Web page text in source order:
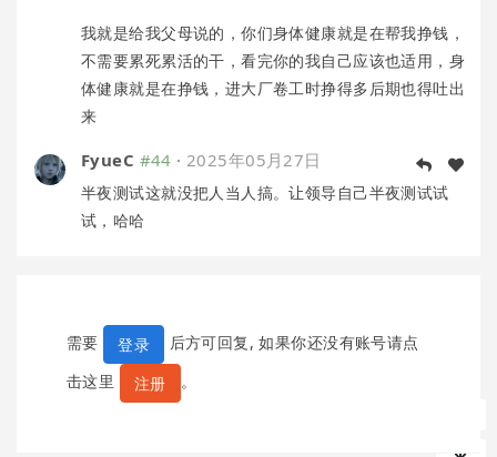
我就是给我父母说的，你们身体健康就是在帮我挣钱，
不需要累死累活的干，看完你的我自己应该也适用，身
体健康就是在挣钱，进大厂卷工时挣得多后期也得吐出
来
FyueC #44 · 2025年05月27日
半夜测试这就没把人当人搞。让领导自己半夜测试试
试，哈哈
需要 登录
后方可回复, 如果你还没有账号请点
击这里
注册 。